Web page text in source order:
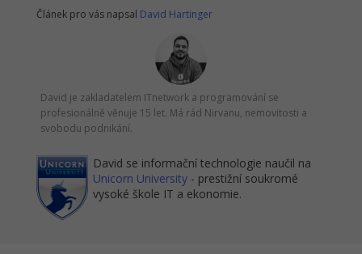
Článek pro vás napsal David Hartinger
David je zakladatelem ITnetwork a programování se
profesionálně věnuje 15 let. Má rád Nirvanu, nemovitosti a
svobodu podnikání.
David se informační technologie naučil na
Unicorn University - prestižní soukromé
vysoké škole IT a ekonomie.